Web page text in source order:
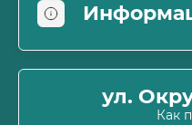
Информация о
ул.
Как